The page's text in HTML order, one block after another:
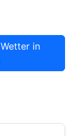
in